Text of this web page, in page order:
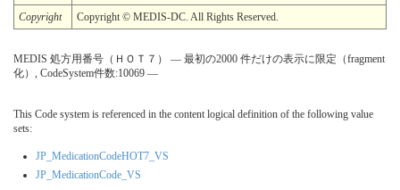
Copyright
Copyright © MEDIS-DC. All Rights Reserved.
MEDIS 処方用番号（ＨＯＴ７） — 最初の2000 件だけの表示に限定（fragment
化）, CodeSystem件数:10069 —
This Code system is referenced in the content logical definition of the following value
sets:
JP_MedicationCodeHOT7_VS
JP_MedicationCode_VS